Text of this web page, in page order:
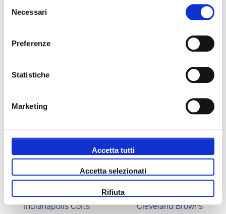
delNecessari
Preferenze
Statistiche
Marketing
Accetta tutti
Accetta selezionati
Rifiuta
Millwall FC
Arsenal Women
Indianapolis Colts Cleveland Browns